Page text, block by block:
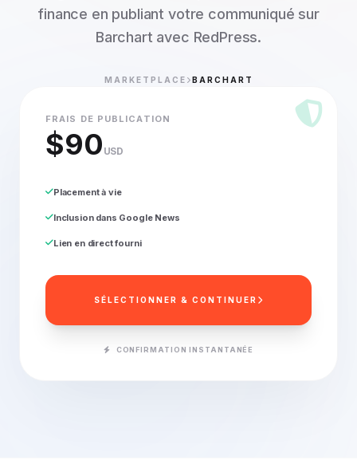
finance en publiant votre communiqué sur
Barchart avec RedPress.
MARKETPLACE BARCHART
FRAIS DE PUBLICATION
$90 USD
Placement à vie
Inclusion dans Google News
Lien en direct fourni
SÉLECTIONNER & CONTINUER
CONFIRMATION INSTANTANÉE